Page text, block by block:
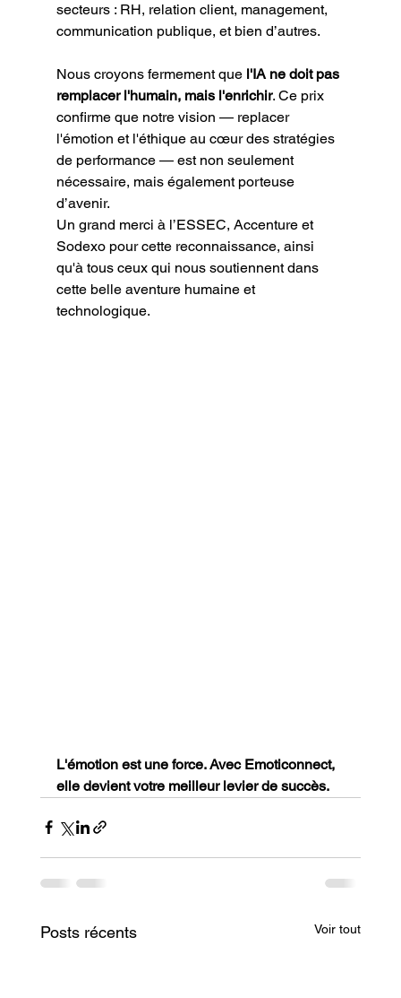
secteurs : RH, relation client, management,
communication publique, et bien d’autres.
Nous croyons fermement que l'IA ne doit pas
remplacer l'humain, mais l'enrichir. Ce prix
confirme que notre vision — replacer
l'émotion et l'éthique au cœur des stratégies
de performance — est non seulement
nécessaire, mais également porteuse
d’avenir.
Un grand merci à l’ESSEC, Accenture et
Sodexo pour cette reconnaissance, ainsi
qu'à tous ceux qui nous soutiennent dans
cette belle aventure humaine et
technologique.
L'émotion est une force. Avec Emoticonnect,
elle devient votre meilleur levier de succès.
Posts récents Voir tout